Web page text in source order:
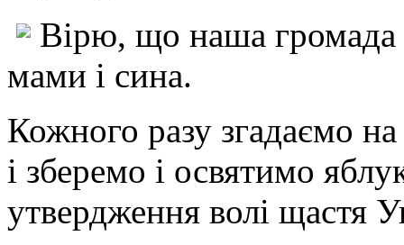
Вірю, що наша громада
мами і сина.
Кожного разу згадаємо на
і зберемо і освятимо
утвердження волі щастя